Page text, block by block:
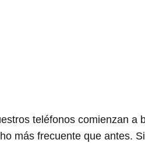
teléfonos comienzan a
más frecuente que antes.